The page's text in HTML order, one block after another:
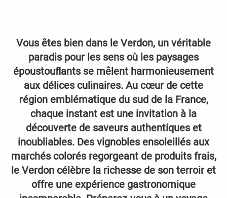
Vous êtes bien dans le Verdon, un véritable
paradis pour les sens où les paysages
époustouflants se mêlent harmonieusement
aux délices culinaires. Au cœur de cette
région emblématique du sud de la France,
chaque instant est une invitation à la
découverte de saveurs authentiques et
inoubliables. Des vignobles ensoleillés aux
marchés colorés regorgeant de produits frais,
le Verdon célèbre la richesse de son terroir et
offre une expérience gastronomique